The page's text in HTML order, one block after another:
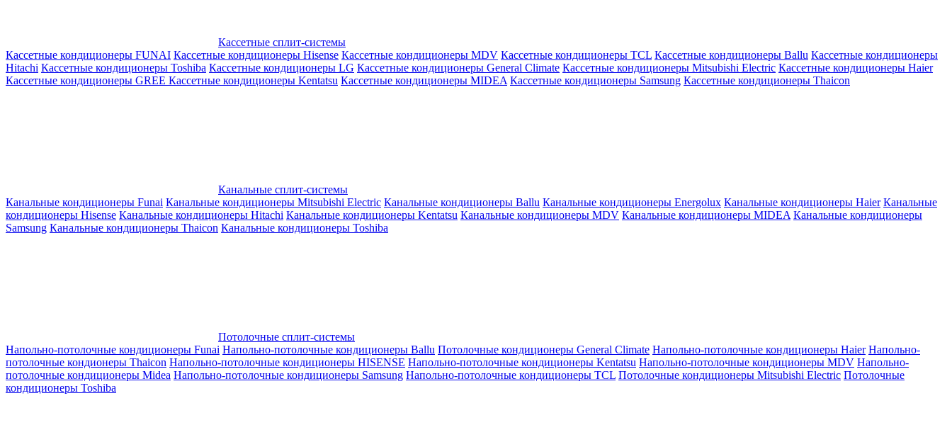
Кассетные сплит-системы
Кассетные кондиционеры FUNAI Кассетные кондиционеры Hisense Кассетные кондиционеры MDV Кассетные кондиционеры TCL Кассетные кондиционеры Ballu Кассетные кондиционеры
Hitachi Кассетные кондиционеры Toshiba Кассетные кондиционеры LG Кассетные кондиционеры General Climate Кассетные кондиционеры Mitsubishi Electric Кассетные кондиционеры Haier
Кассетные кондиционеры GREE Кассетные кондиционеры Kentatsu Кассетные кондиционеры MIDEA Кассетные кондиционеры Samsung Кассетные кондиционеры Thaicon
Канальные сплит-системы
Канальные кондиционеры Funai Канальные кондиционеры Mitsubishi Electric Канальные кондиционеры Ballu Канальные кондиционеры Energolux Канальные кондиционеры Haier Канальные
кондиционеры Hisense Канальные кондиционеры Hitachi Канальные кондиционеры Kentatsu Канальные кондиционеры MDV Канальные кондиционеры MIDEA Канальные кондиционеры
Samsung Канальные кондиционеры Thaicon Канальные кондиционеры Toshiba
Потолочные сплит-системы
Напольно-потолочные кондиционеры Funai Напольно-потолочные кондиционеры Ballu Потолочные кондиционеры General Climate Напольно-потолочные кондиционеры Haier Напольно-
потолочные кондионеры Thaicon Напольно-потолочные кондиционеры HISENSE Напольно-потолочные кондиционеры Kentatsu Напольно-потолочные кондиционеры MDV Напольно-
потолочные кондиционеры Midea Напольно-потолочные кондиционеры Samsung Напольно-потолочные кондиционеры TCL Потолочные кондиционеры Mitsubishi Electric Потолочные
кондиционеры Toshiba